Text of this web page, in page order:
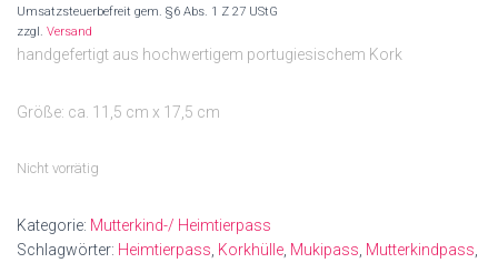
Umsatzsteuerbefreit gem. §6 Abs. 1 Z 27 UStG
zzgl. Versand
handgefertigt aus hochwertigem portugiesischem Kork
Größe: ca. 11,5 cm x 17,5 cm
Nicht vorrätig
Kategorie: Mutterkind-/ Heimtierpass
Schlagwörter: Heimtierpass Korkhülle Mukipass Mutterkindpass